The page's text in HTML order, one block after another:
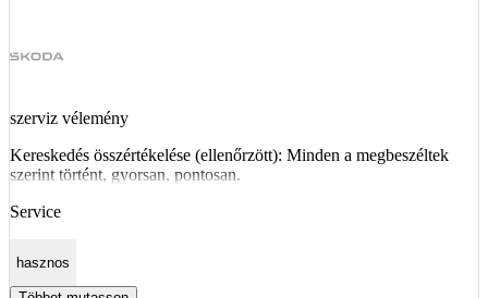
szerviz vélemény
Kereskedés összértékelése (ellenőrzött): Minden a megbeszéltek
szerint történt, gyorsan, pontosan.
Service
hasznos